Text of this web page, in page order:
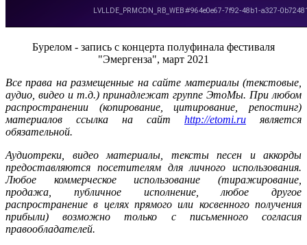
Бурелом - запись с концерта полуфинала фестиваля
"Эмергенза", март 2021
Все права на размещенные на сайте материалы (текстовые,
аудио, видео и т.д.) принадлежат группе ЭтоМы. При любом
распространении (копирование, цитирование, репостинг)
материалов ссылка на сайт http://etomi.ru является
обязательной.
Аудиотреки, видео материалы, тексты песен и аккорды
предоставляются посетителям для личного использования.
Любое коммерческое использование (тиражирование,
продажа, публичное исполнение, любое другое
распространение в целях прямого или косвенного получения
прибыли) возможно только с письменного согласия
правообладателей.